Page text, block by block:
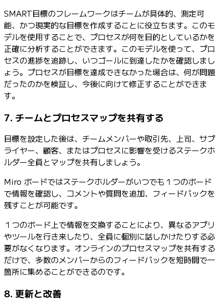
SMART目標のフレームワークはチームが具体的、測定可
能、かつ現実的な目標を作成することに役立ちます。このモ
デルを使用することで、プロセスが何を目的としているかを
正確に分析することができます。このモデルを使って、プロ
セスの進捗を追跡し、いつゴールに到達したかを確認しまし
ょう。プロセスが目標を達成できなかった場合は、何が問題
だったのかを検証し、今後に向けて修正することができま
す。
7. チームとプロセスマップを共有する
目標を設定した後は、チームメンバーや取引先、上司、サプ
ライヤー、顧客、またはプロセスに影響を受けるステークホ
ルダー全員とマップを共有しましょう。
Miro ボードではステークホルダーがいつでも１つのボード
で情報を確認し、コメントや質問を追加、フィードバックを
残すことが可能です。
１つのボード上で情報を交換することにより、異なるアプリ
やツールを行き来したり、全員に個別に話しかけたりする必
要がなくなります。オンラインのプロセスマップを共有する
だけで、多数のメンバーからのフィードバックを短時間で一
箇所に集めることができるのです。
8. 更新と改善